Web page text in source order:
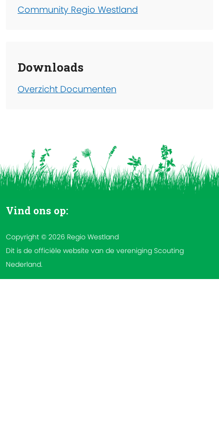
Community Regio Westland
Downloads
Overzicht Documenten
Vind ons op:
Copyright © 2026 Regio Westland
Dit is de officiële website van de vereniging Scouting
Nederland.